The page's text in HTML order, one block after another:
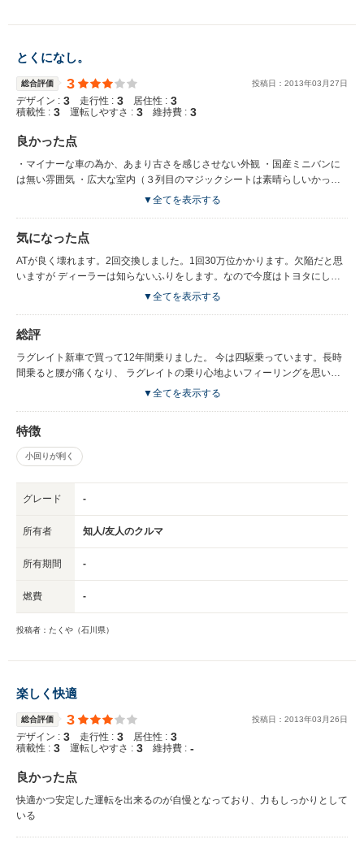
とくになし。
総合評価 3 投稿日： 2013年03 月27日
デザイン : 3 走行性 : 3 居住性 : 3
積載性 : 3 運転しやすさ : 3 維持費 : 3
良かった点
・マイナーな車の為か、あまり古さを感じさせない外観 ・国産ミニバンに
は無い雰囲気 ・広大な室内（３列目のマジックシートは素晴らしいかっ
た） ・大きさの割に取り回しが楽だった事 ・コラムシフト（スペース的に
▼全てを表示する
気になった点
ATが良く壊れます。2回交換しました。1回30万位かかります。欠陥だと思
いますが ディーラーは知らないふりをします。なので今度はトヨタにしま
▼全てを表示する
総評
ラグレイト新車で買って12年間乗りました。 今は四駆乗っています。長時
間乗ると腰が痛くなり、 ラグレイトの乗り心地よいフィーリングを思い出
▼全てを表示する
特徴
小回りが利く
グレード -
所有者 知人/友人のクルマ
所有期間 -
燃費 -
投稿者：たくや（石川県）
楽しく快適
総合評価 3 投稿日： 2013年03 月26日
デザイン : 3 走行性 : 3 居住性 : 3
積載性 : 3 運転しやすさ : 3 維持費 : -
良かった点
快適かつ安定した運転を出来るのが自慢となっており、力もしっかりとして
いる